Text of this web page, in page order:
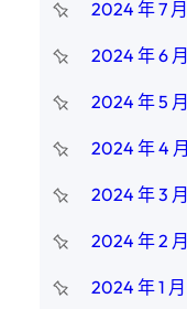
2024 年 7 月
2024 年 6 月
2024 年 5 月
2024 年 4 月
2024 年 3 月
2024 年 2 月
2024 年 1 月